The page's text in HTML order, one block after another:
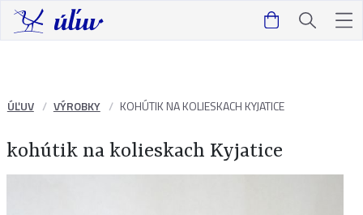
ÚĽUV VÝROBKY KOHÚTIK NA KOLIESKACH KYJATICE
kohútik na kolieskach Kyjatice